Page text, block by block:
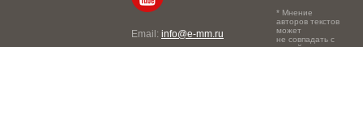
Email: info@e-mm.ru
* Мнение
авторов текстов
может
не совпадать с
точкой зрения